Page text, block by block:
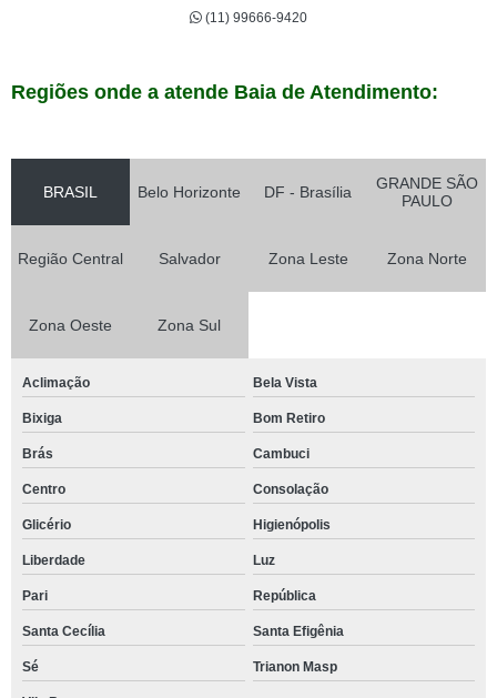
(11) 99666-9420
Regiões onde a atende Baia de Atendimento:
BRASIL Belo Horizonte DF - Brasília
GRANDE SÃO
PAULO
Região Central Salvador Zona Leste Zona Norte
Zona Oeste Zona Sul
Aclimação Bela Vista
Bixiga Bom Retiro
Brás Cambuci
Centro Consolação
Glicério Higienópolis
Liberdade Luz
Pari República
Santa Cecília Santa Efigênia
Sé Trianon Masp